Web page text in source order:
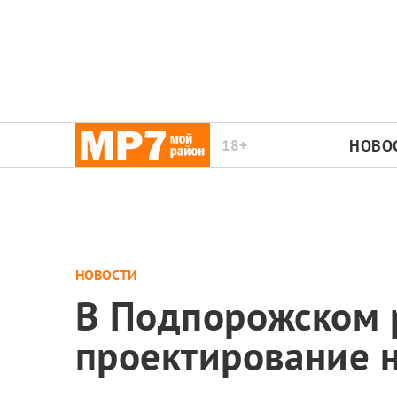
18+
НОВОСТИ
В Подпорожском
проектирование